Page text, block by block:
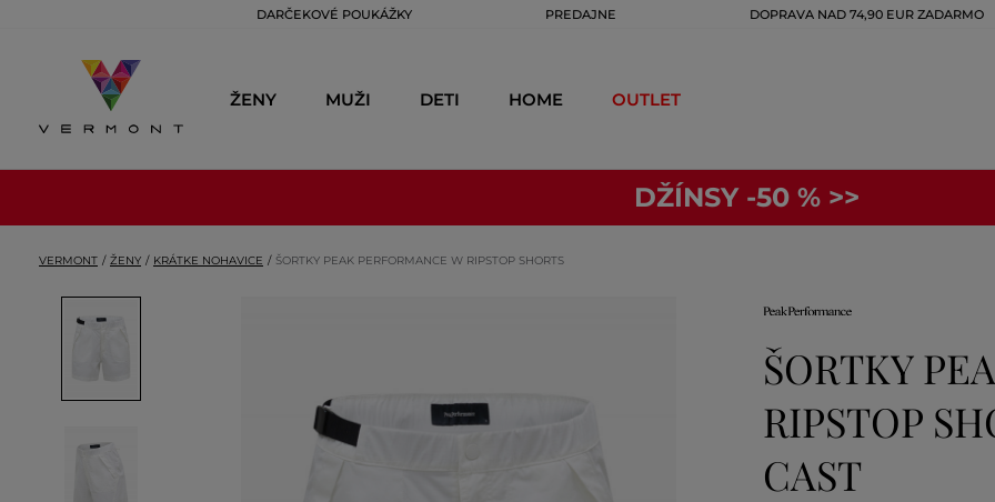
DARČEKOVÉ POUKÁŽKY PREDAJNE DOPRAVA NAD 74,90 EUR ZADARMO
ŽENY MUŽI DETI HOME OUTLET
DŽÍNSY -50 % >>
VERMONT ŽENY KRÁTKE NOHAVICE ŠORTKY PEAK PERFORMANCE W RIPSTOP SHORTS
ŠORTKY
RIPSTOP
CAST